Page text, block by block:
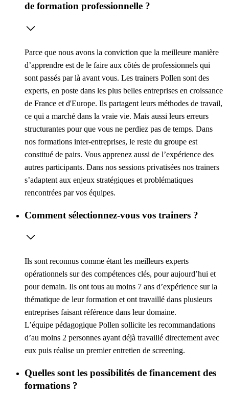
de formation professionnelle ?
Parce que nous avons la conviction que la meilleure manière
d’apprendre est de le faire aux côtés de professionnels qui
sont passés par là avant vous. Les trainers Pollen sont des
experts, en poste dans les plus belles entreprises en croissance
de France et d'Europe. Ils partagent leurs méthodes de travail,
ce qui a marché dans la vraie vie. Mais aussi leurs erreurs
structurantes pour que vous ne perdiez pas de temps. Dans
nos formations inter-entreprises, le reste du groupe est
constitué de pairs. Vous apprenez aussi de l’expérience des
autres participants. Dans nos sessions privatisées nos trainers
s’adaptent aux enjeux stratégiques et problématiques
rencontrées par vos équipes.
Comment sélectionnez-vous vos trainers ?
Ils sont reconnus comme étant les meilleurs experts
opérationnels sur des compétences clés, pour aujourd’hui et
pour demain. Ils ont tous au moins 7 ans d’expérience sur la
thématique de leur formation et ont travaillé dans plusieurs
entreprises faisant référence dans leur domaine.
L’équipe pédagogique Pollen sollicite les recommandations
d’au moins 2 personnes ayant déjà travaillé directement avec
eux puis réalise un premier entretien de screening.
Quelles sont les possibilités de financement des
formations ?